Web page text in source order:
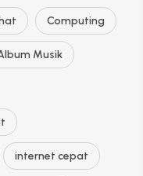
Computing
Musik
internet cepat